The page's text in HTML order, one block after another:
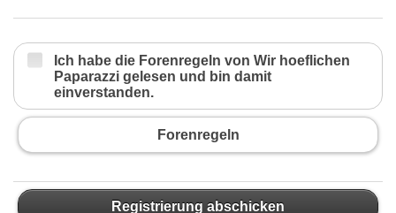
Ich habe die Forenregeln von Wir hoeflichen
Paparazzi gelesen und bin damit
einverstanden.
Forenregeln
Registrierung abschicken